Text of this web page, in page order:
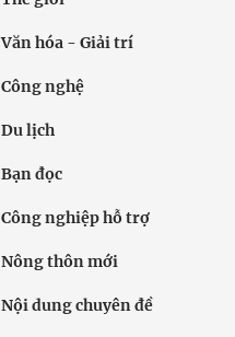
Văn hóa - Giải trí
Công nghệ
Du lịch
Bạn đọc
Công nghiệp hỗ trợ
Nông thôn mới
Nội dung chuyên đề